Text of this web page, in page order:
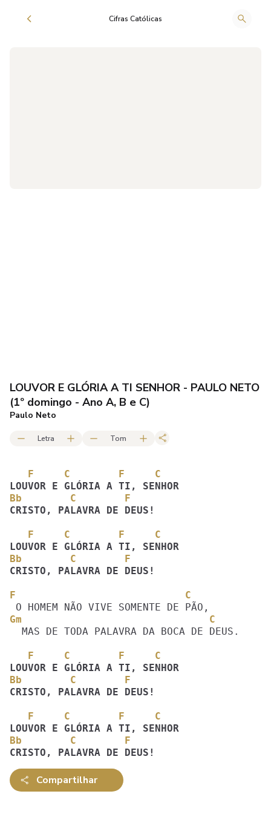
Cifras Católicas
LOUVOR E GLÓRIA A TI SENHOR - PAULO NETO
(1º domingo - Ano A, B e C)
Paulo Neto
Letra Tom
   F     C        F     C
Bb        C        F
CRISTO, PALAVRA DE DEUS!
   F     C        F     C
Bb        C        F
CRISTO, PALAVRA DE DEUS!
F                            C
Gm                               C
   F     C        F     C
Bb        C        F
CRISTO, PALAVRA DE DEUS!
   F     C        F     C
Bb        C        F
CRISTO, PALAVRA DE DEUS!
Compartilhar